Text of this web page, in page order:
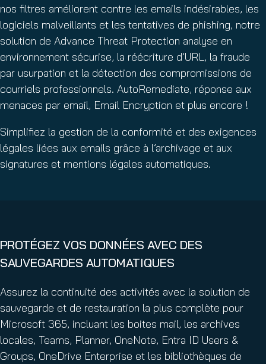
nos filtres améliorent contre les emails indésirables, les
logiciels malveillants et les tentatives de phishing, notre
solution de Advance Threat Protection analyse en
environnement sécurise, la réécriture d’URL, la fraude
par usurpation et la détection des compromissions de
courriels professionnels. AutoRemediate, réponse aux
menaces par email, Email Encryption et plus encore !
Simplifiez la gestion de la conformité et des exigences
légales liées aux emails grâce à l’archivage et aux
signatures et mentions légales automatiques.
PROTÉGEZ VOS DONNÉES AVEC DES
SAUVEGARDES AUTOMATIQUES
Assurez la continuité des activités avec la solution de
sauvegarde et de restauration la plus complète pour
Microsoft 365, incluant les boites mail, les archives
locales, Teams, Planner, OneNote, Entra ID Users &
Groups, OneDrive Enterprise et les bibliothèques de